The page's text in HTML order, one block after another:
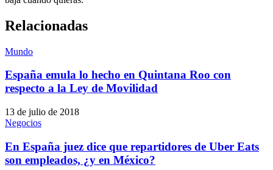
Relacionadas
Mundo
España emula lo hecho en Quintana Roo con
respecto a la Ley de Movilidad
13 de julio de 2018
Negocios
En España juez dice que repartidores de Uber Eats
son empleados, ¿y en México?